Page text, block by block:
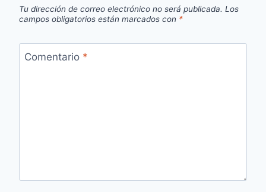
Tu dirección de correo electrónico no será publicada. Los
campos obligatorios están marcados con *
Comentario *